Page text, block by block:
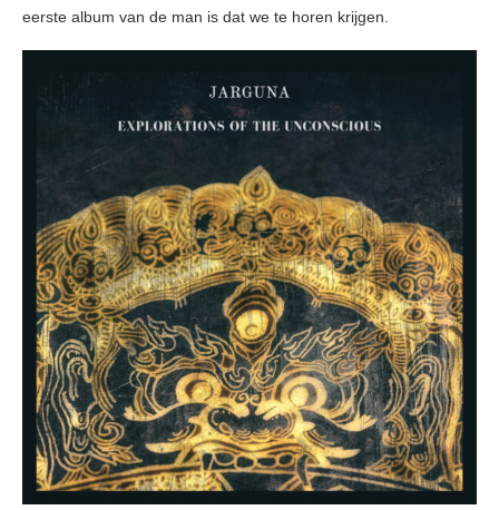
eerste album van de man is dat we te horen krijgen.